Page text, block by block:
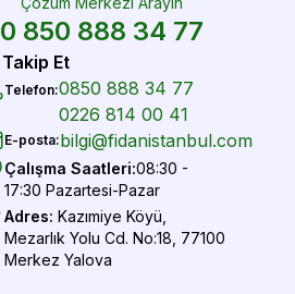
0 850 888 34 77
Takip Et
Telefon:0850 888 34 77
0226 814 00 41
E-posta:bilgi@fidanistanbul.com
Çalışma Saatleri:08:30 -
17:30 Pazartesi-Pazar
Adres: Kazımiye Köyü,
Mezarlık Yolu Cd. No:18, 77100
Merkez Yalova